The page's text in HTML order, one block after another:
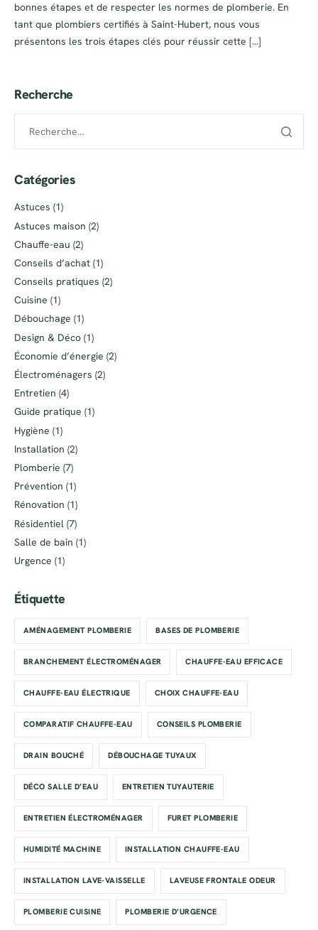
bonnes étapes et de respecter les normes de plomberie. En
tant que plombiers certifiés à Saint-Hubert, nous vous
présentons les trois étapes clés pour réussir cette […]
Recherche
Catégories
Astuces (1)
Astuces maison (2)
Chauffe-eau (2)
Conseils d’achat (1)
Conseils pratiques (2)
Cuisine (1)
Débouchage (1)
Design & Déco (1)
Économie d’énergie (2)
Électroménagers (2)
Entretien (4)
Guide pratique (1)
Hygiène (1)
Installation (2)
Plomberie (7)
Prévention (1)
Rénovation (1)
Résidentiel (7)
Salle de bain (1)
Urgence (1)
Étiquette
AMÉNAGEMENT PLOMBERIE BASES DE PLOMBERIE
BRANCHEMENT ÉLECTROMÉNAGER CHAUFFE-EAU EFFICACE
CHAUFFE-EAU ÉLECTRIQUE CHOIX CHAUFFE-EAU
COMPARATIF CHAUFFE-EAU CONSEILS PLOMBERIE
DRAIN BOUCHÉ DÉBOUCHAGE TUYAUX
DÉCO SALLE D’EAU ENTRETIEN TUYAUTERIE
ENTRETIEN ÉLECTROMÉNAGER FURET PLOMBERIE
HUMIDITÉ MACHINE INSTALLATION CHAUFFE-EAU
INSTALLATION LAVE-VAISSELLE LAVEUSE FRONTALE ODEUR
PLOMBERIE CUISINE PLOMBERIE D’URGENCE